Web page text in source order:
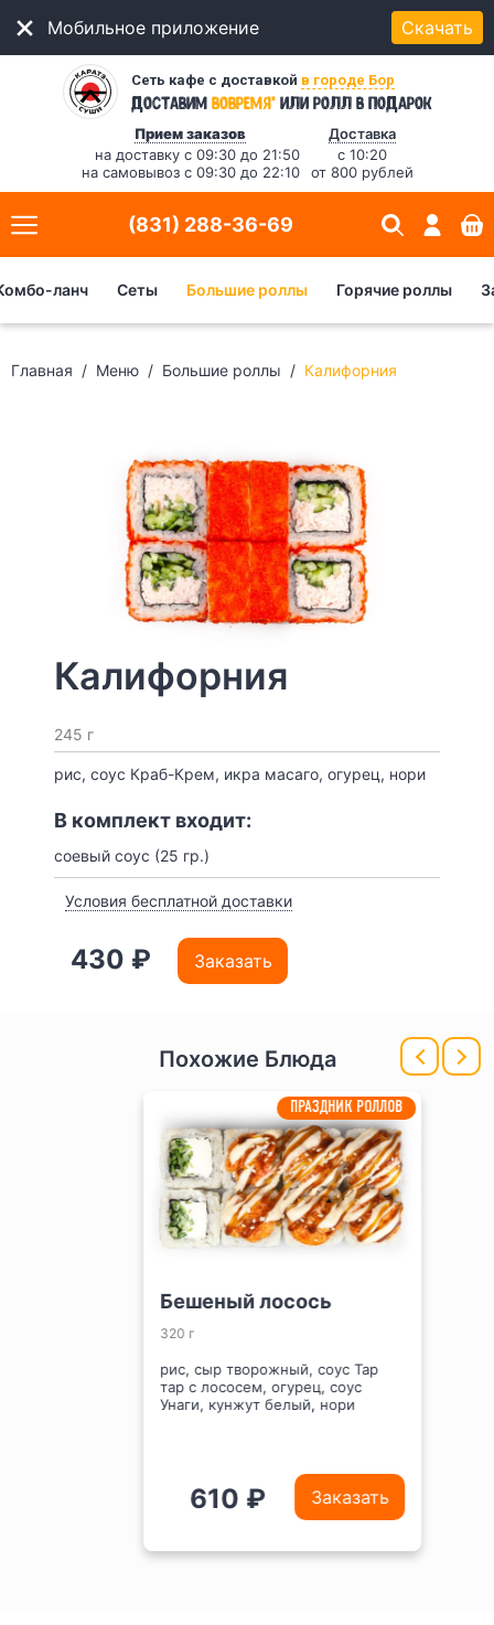
Мобильное приложение Скачать
Сеть кафе с доставкой в городе Бор
Доставимвовремя*или ролл в подарок
Прием заказов
на доставку с 09:30 до 21:50
на самовывоз с 09:30 до 22:10
Доставка
с 10:20
от 800 рублей
(831) 288-36-69
ланч Сеты Большие роллы Горячие роллы
Главная Меню Большие роллы Калифорния
Калифорния
245 г
рис, соус Краб-Крем, икра масаго, огурец, нори
В комплект входит:
соевый соус (25 гр.)
Условия бесплатной доставки
430 ₽ Заказать
Похожие Блюда
ПРАЗДНИК РОЛЛОВ
Бешеный лосось
рис, сыр творожный, соус Тар
тар с лососем, огурец, соус
Унаги, кунжут белый, нори
610 ₽ Заказать